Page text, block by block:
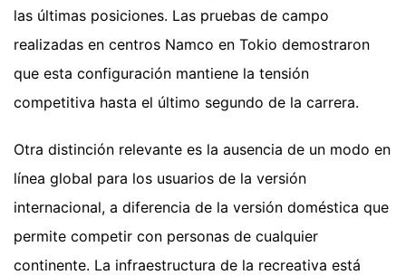
las últimas posiciones. Las pruebas de campo
realizadas en centros Namco en Tokio demostraron
que esta configuración mantiene la tensión
competitiva hasta el último segundo de la carrera.
Otra distinción relevante es la ausencia de un modo en
línea global para los usuarios de la versión
internacional, a diferencia de la versión doméstica que
permite competir con personas de cualquier
continente. La infraestructura de la recreativa está